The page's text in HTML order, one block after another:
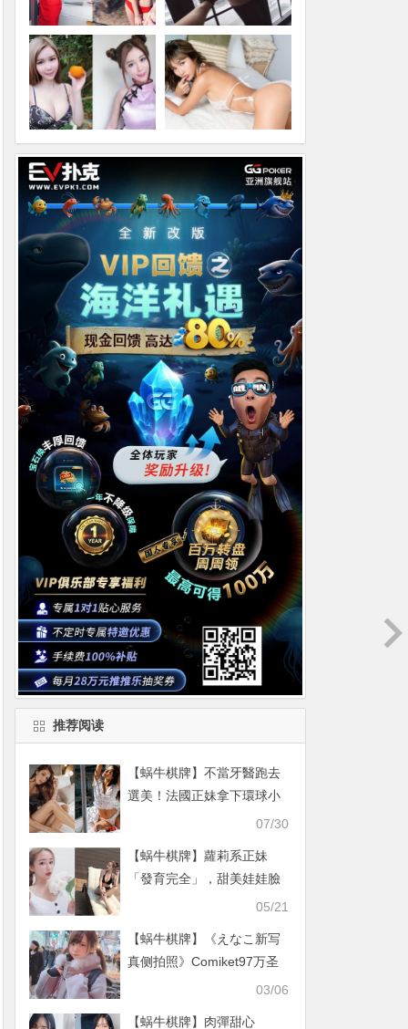
推荐阅读
【蜗牛棋牌】不當牙醫跑去
選美！法國正妹拿下環球小
姐后冠 人生一百八十度大
07/30
【蜗牛棋牌】蘿莉系正妹
「發育完全」，甜美娃娃臉
搭「E級大長輩」反差萌好
05/21
【蜗牛棋牌】《えなこ新写
真侧拍照》Comiket97万圣
节风格打扮曝光抢先看！03/06
【蜗牛棋牌】肉彈甜心